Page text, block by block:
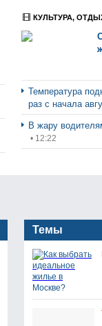
КУЛЬТУРА,
Температура
раз с начала
В жару
• 12:22
Темы